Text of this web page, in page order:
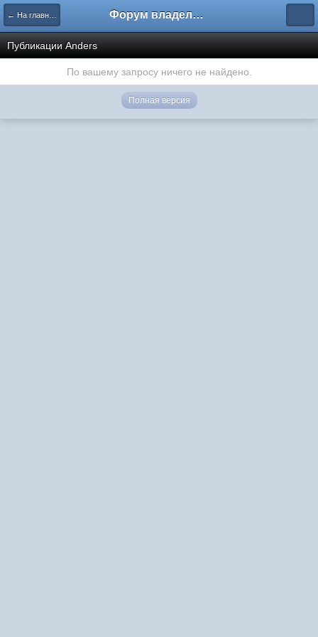
← На главную Форум владельцев интернет-магазинов
Публикации Anders
По вашему запросу ничего не найдено.
Полная версия